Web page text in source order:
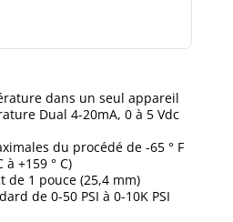
dans un seul appareil
Dual 4-20mA, 0 à 5 Vdc
du procédé de -65 ° F
à +159 ° C)
de 1 pouce (25,4 mm)
de 0-50 PSI à 0-10K PSI